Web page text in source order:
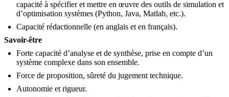
capacité à spécifier et mettre en œuvre des outils de simulation et
d’optimisation systèmes (Python, Java, Matlab, etc.).
Capacité rédactionnelle (en anglais et en français).
Savoir-être
Forte capacité d’analyse et de synthèse, prise en compte d’un
système complexe dans son ensemble.
Force de proposition, sûreté du jugement technique.
Autonomie et rigueur.